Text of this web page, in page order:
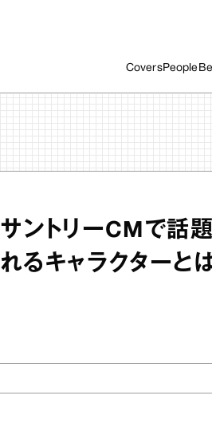
CoversPeople
サントリーCMで話
れるキャラクターと